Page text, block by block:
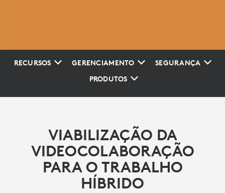
RECURSOS GERENCIAMENTO
SEGURANÇA
PRODUTOS
VIABILIZAÇÃO DA
VIDEOCOLABORAÇÃO
PARA O TRABALHO
HÍBRIDO